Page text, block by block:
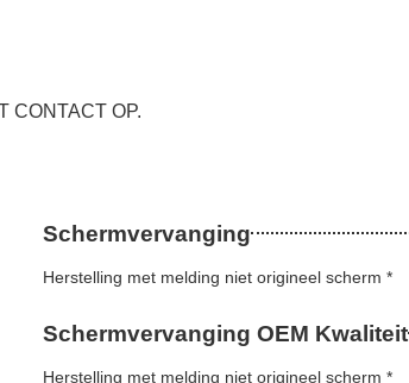
CONTACT OP.
Schermvervanging
Herstelling met melding niet origineel scherm *
Schermvervanging OEM Kwaliteit
Herstelling met melding niet origineel scherm *